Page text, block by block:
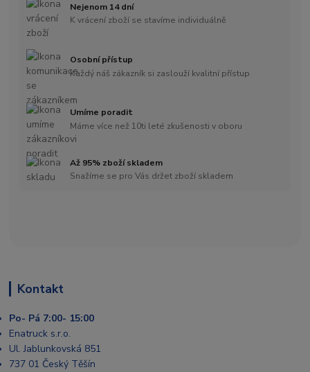
Nejenom 14 dní
K vrácení zboží se stavíme individuálně
Osobní přístup
Každý náš zákazník si zaslouží kvalitní přístup
Umíme poradit
Máme více než 10ti leté zkušenosti v oboru
Až 95% zboží skladem
Snažíme se pro Vás držet zboží skladem
Kontakt
Po- Pá 7:00- 15:00
Enatruck s.r.o.
Ul. Jablunkovská 851
737 01 Český Těšín